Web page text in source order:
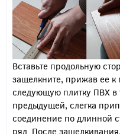
Вставьте продольную
защелкните, прижав ее к
следующую плитку ПВХ в
предыдущей, слегка
соединение по длинной
ряд. После